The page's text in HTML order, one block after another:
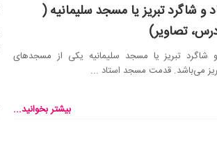
و شاگرد تبریز یا مسجد سلیمانیه (
تصاویر)
شاگرد تبریز یا مسجد سلیمانیه یکی از مسجد‌های
می‌باشد. قدمت مسجد استاد ...
بیشتر بخوانید...